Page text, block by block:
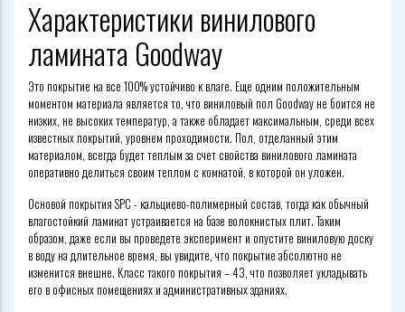
Характеристики винилового
ламината Goodway
Это покрытие на все 100% устойчиво к влаге. Еще одним положительным
моментом материала является то, что виниловый пол Goodway не боится не
низких, не высоких температур, а также обладает максимальным, среди всех
известных покрытий, уровнем проходимости. Пол, отделанный этим
материалом, всегда будет теплым за счет свойства винилового ламината
оперативно делиться своим теплом с комнатой, в которой он уложен.
Основой покрытия SPC - кальциево-полимерный состав, тогда как обычный
влагостойкий ламинат устраивается на базе волокнистых плит. Таким
образом, даже если вы проведете эксперимент и опустите виниловую доску
в воду на длительное время, вы увидите, что покрытие абсолютно не
изменится внешне. Класс такого покрытия – 43, что позволяет укладывать
его в офисных помещениях и административных зданиях.